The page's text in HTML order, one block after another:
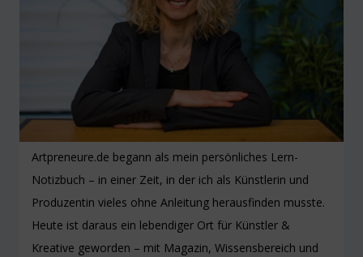
Artpreneure.de begann als mein persönliches Lern-
Notizbuch – in einer Zeit, in der ich als Künstlerin und
Produzentin vieles ohne Anleitung herausfinden musste.
Heute ist daraus ein lebendiger Ort für Künstler &
Kreative geworden – mit Magazin, Wissensbereich und